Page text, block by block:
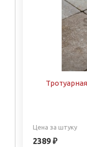
Цена за штуку
2389 ₽